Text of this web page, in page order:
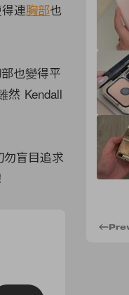
連胸部也
也變得平
Kendall
盲目追求